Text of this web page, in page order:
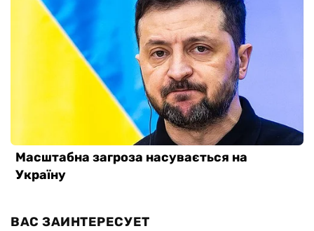
ВАС ЗАИНТЕРЕСУЕТ